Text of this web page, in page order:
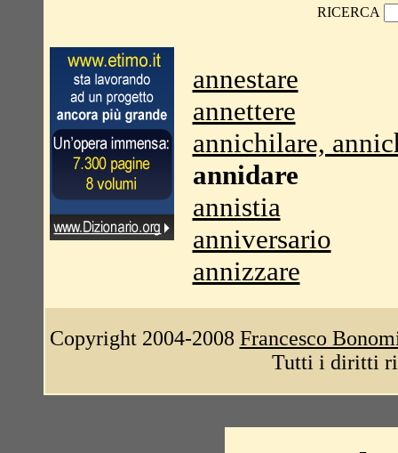
RICERCA
annestare
annettere
annichilare,
annidare
annistia
anniversario
annizzare
Copyright 2004-2008 Francesco
Tutti i diritti